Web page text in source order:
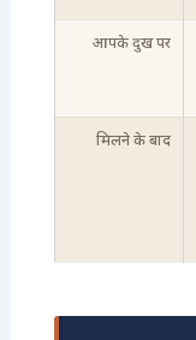
आपके दुख पर
मिलने के बाद